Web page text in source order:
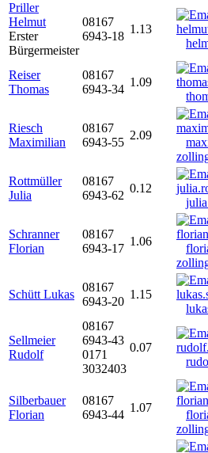
Priller
Helmut
Erster
Bürgermeister
08167
6943-18
1.13
Reiser
Thomas
08167
6943-34
1.09
Riesch
Maximilian
08167
6943-55
2.09
Rottmüller
Julia
08167
6943-62
0.12
Schranner
Florian
08167
6943-17
1.06
Schütt Lukas
08167
6943-20
1.15
Sellmeier
Rudolf
08167
6943-43
0171
3032403
0.07
Silberbauer
Florian
08167
6943-44
1.07